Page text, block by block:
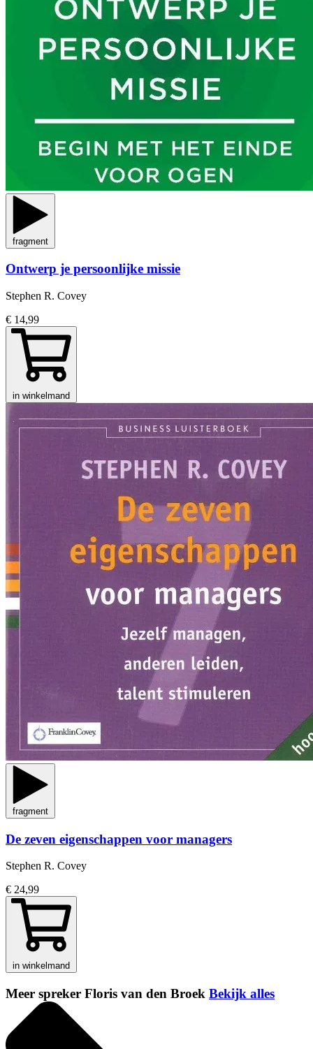
fragment
Ontwerp je persoonlijke missie
Stephen R. Covey
€ 14,99
in winkelmand
fragment
De zeven eigenschappen voor managers
Stephen R. Covey
€ 24,99
in winkelmand
Meer spreker Floris van den Broek Bekijk alles